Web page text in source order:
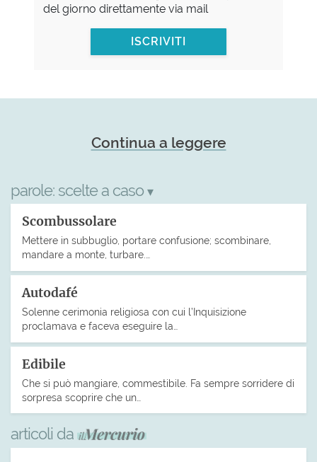
del giorno direttamente via mail
ISCRIVITI
Continua a leggere
parole: scelte a caso ▾
Scombussolare
Mettere in subbuglio, portare confusione; scombinare,
mandare a monte, turbare.…
Autodafé
Solenne cerimonia religiosa con cui l’Inquisizione
proclamava e faceva eseguire la…
Edibile
Che si può mangiare, commestibile. Fa sempre sorridere di
sorpresa scoprire che un…
articoli da